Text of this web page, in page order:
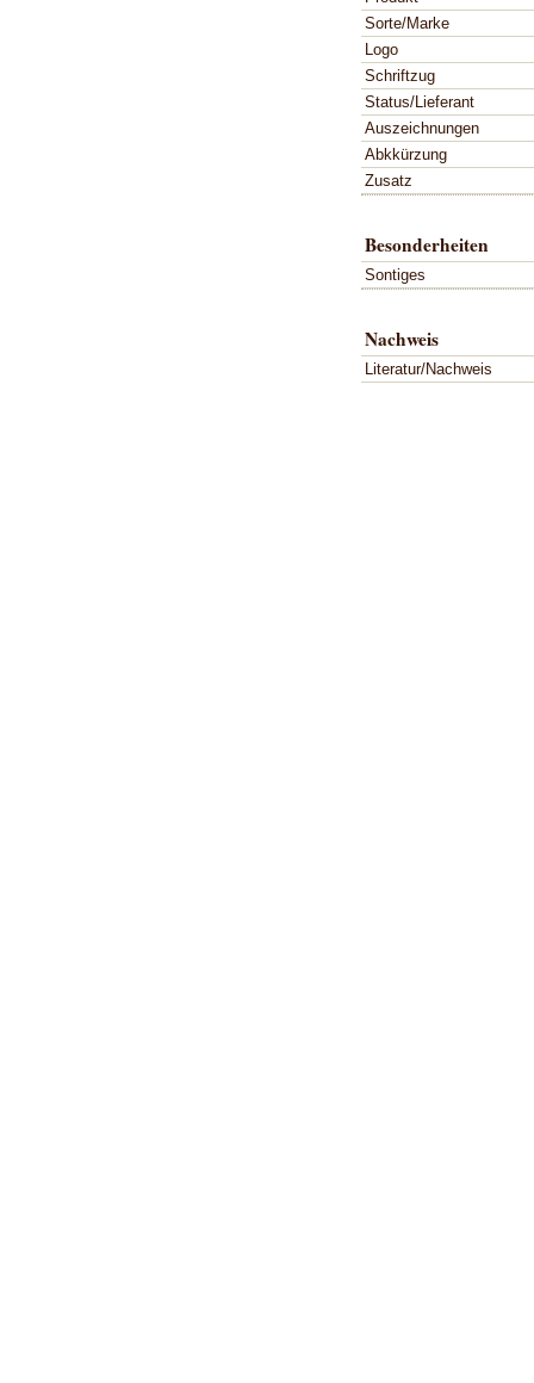
Sorte/Marke
Logo
Schriftzug
Status/Lieferant
Auszeichnungen
Abkkürzung
Zusatz
Besonderheiten
Sontiges
Nachweis
Literatur/Nachweis